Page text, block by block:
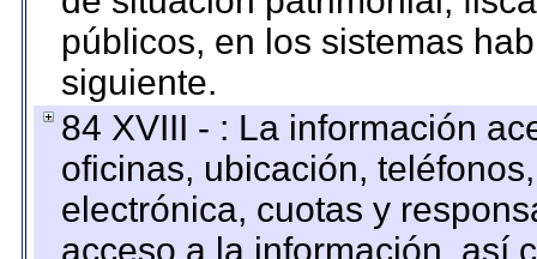
públicos, en los sistemas
siguiente.
84 XVIII - : La información
oficinas, ubicación,
electrónica, cuotas y
acceso a la información, así